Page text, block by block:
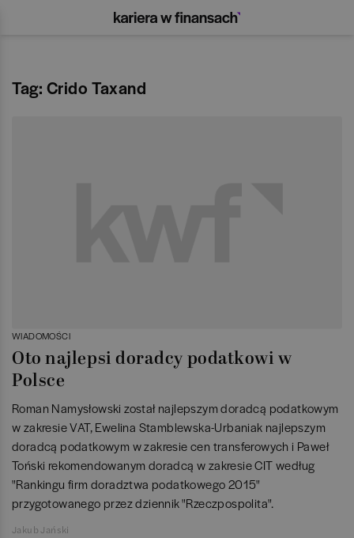
Tag: Crido Taxand
WIADOMOŚCI
Oto najlepsi doradcy podatkowi w
Polsce
Roman Namysłowski został najlepszym doradcą podatkowym
w zakresie VAT, Ewelina Stamblewska-Urbaniak najlepszym
doradcą podatkowym w zakresie cen transferowych i Paweł
Toński rekomendowanym doradcą w zakresie CIT według
"Rankingu firm doradztwa podatkowego 2015"
przygotowanego przez dziennik "Rzeczpospolita".
Jakub Jański